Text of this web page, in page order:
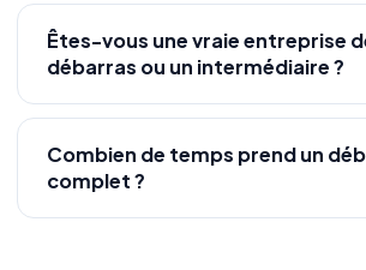
Êtes-vous une vraie entreprise
débarras ou un intermédiaire ?
Combien de temps prend un
complet ?